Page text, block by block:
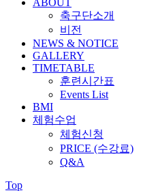
축구단소개
비전
NEWS & NOTICE
GALLERY
TIMETABLE
훈련시간표
Events List
BMI
체험수업
체험신청
PRICE (수강료)
Q&A
Top